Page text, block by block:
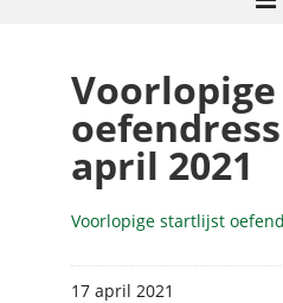
april 2021
Voorlopige startlijst
17 april 2021